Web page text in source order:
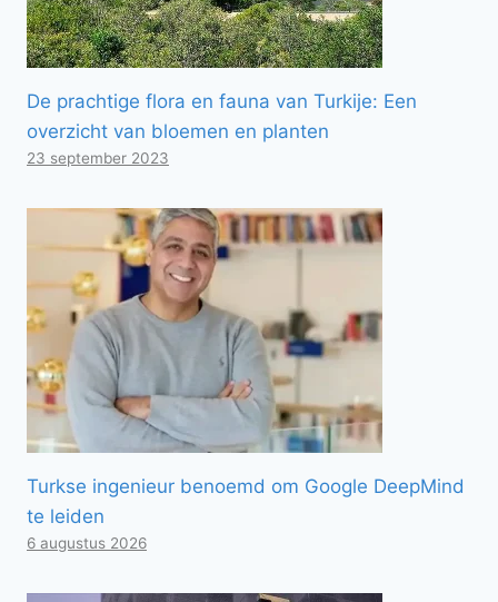
De prachtige flora en fauna van Turkije: Een
overzicht van bloemen en planten
23 september 2023
Turkse ingenieur benoemd om Google DeepMind
te leiden
6 augustus 2026